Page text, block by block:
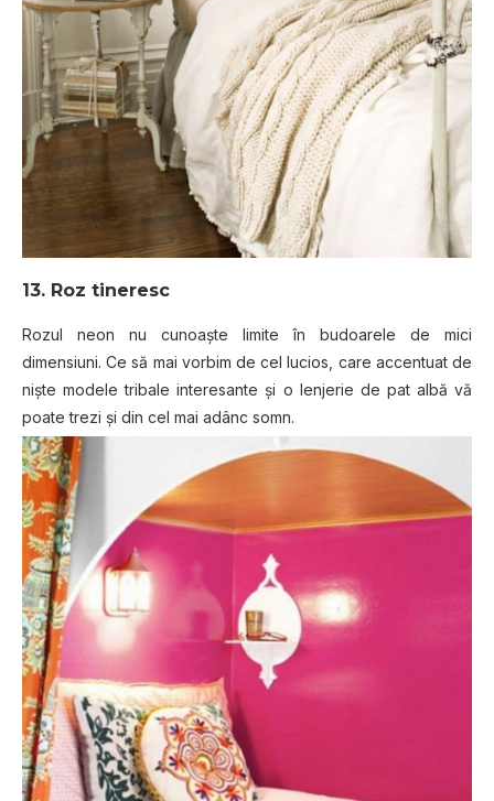
13. Roz tineresc
Rozul neon nu cunoaște limite în budoarele de mici
dimensiuni. Ce să mai vorbim de cel lucios, care accentuat de
niște modele tribale interesante și o lenjerie de pat albă vă
poate trezi și din cel mai adânc somn.